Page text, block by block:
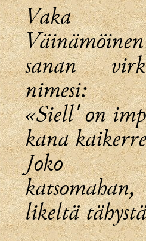
Vaka
Väinämöinen
sanan
nimesi:
«Siell' on
kana
Joko
katsomahan,
likeltä